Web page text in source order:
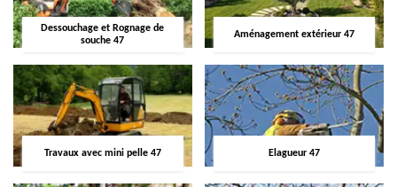
Dessouchage et Rognage de
souche 47
Aménagement extérieur 47
Travaux avec mini pelle 47 Elagueur 47